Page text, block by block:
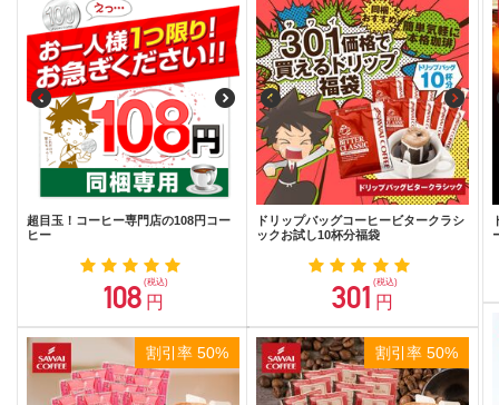
超目玉！コーヒー専門店の108円コー
ヒー
108 円
(税込)
ドリップバッグコーヒービタークラシ
ックお試し10杯分福袋
301 円
(税込)
割引率 50% 割引率 50%